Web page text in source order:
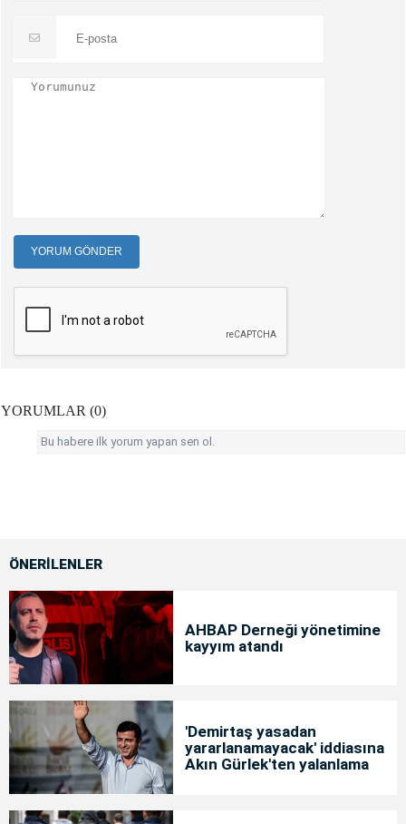
YORUM GÖNDER
YORUMLAR (0)
Bu habere ilk yorum yapan sen ol.
ÖNERİLENLER
AHBAP Derneği yönetimine
kayyım atandı
'Demirtaş yasadan
yararlanamayacak' iddiasına
Akın Gürlek'ten yalanlama